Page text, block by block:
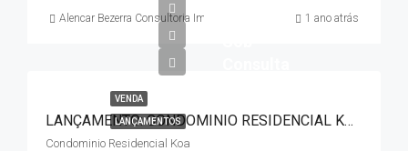
Alencar Bezerra Consultoria Imobiliária 1 ano atrás
VENDA
LANÇAMENTOS LANÇAMENTO: CONDOMINIO RESIDENCIAL KŌA – GLEBA ESPERANÇA /ZONA SUL
Condominio Residencial Koa